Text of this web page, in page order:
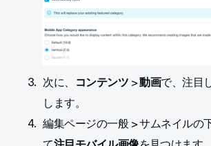
次に、 コンテンツ>動画で、注目
します。
編集ページの一般 > サムネイルの